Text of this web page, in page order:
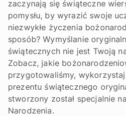
zaczynają się świąteczne
pomysłu, by wyrazić swoje
niezwykłe życzenia
sposób? Wymyślanie
świątecznych nie jest Twoją
Zobacz, jakie
przygotowaliśmy,
prezentu świątecznego
stworzony został specjalnie
Narodzenia.